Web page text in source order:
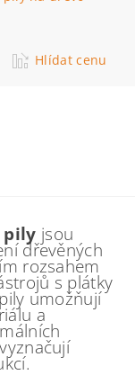
Hlídat cenu
pily jsou
dřevěných
rozsahem
s plátky
umožňují
a